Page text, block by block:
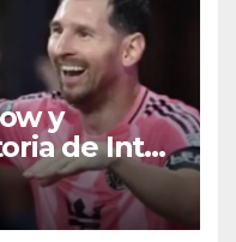
y
de Inter